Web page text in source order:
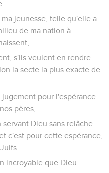
en Lycie ;
un navire d'Alexandrie qui
Cnide, le vent ne nous
la Crète, vis-à-vis
arrivâmes en un lieu qui
était la ville de Lasée.
de temps, et que la
que le jeûne aussi
je vois que la